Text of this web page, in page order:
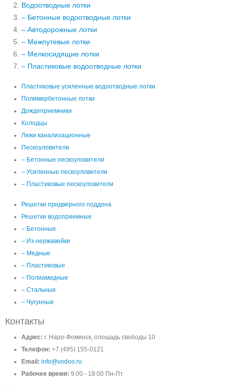
Водоотводные лотки
– Бетонные водоотводные лотки
– Автодорожные лотки
– Межпутевые лотки
– Мелкосидящие лотки
– Пластиковые водоотводные лотки
Пластиковые усиленные водоотводные лотки
Полимербетонные лотки
Дождеприемники
Колодцы
Люки канализационные
Пескоуловители
– Бетонные пескоуловители
– Усиленные пескоуловители
– Пластиковые пескоуловители
Решетки придверного поддона
Решетки водоприемные
– Бетонные
– Из нержавейки
– Медные
– Пластиковые
– Полиамидные
– Стальные
– Чугунные
Контакты
Адрес: г. Наро-Фоминск, площадь свободы 10
Телефон: +7 (495) 155-0121
Email: info@vodoo.ru
Рабочее время: 9:00 - 18:00 Пн-Пт